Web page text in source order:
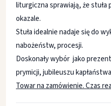
liturgiczna sprawiają, że
okazale.
Stuła idealnie nadaje się do
nabożeństw, procesji.
Doskonały wybór jako
prymicji, jubileuszu
Towar na zamówienie. Czas